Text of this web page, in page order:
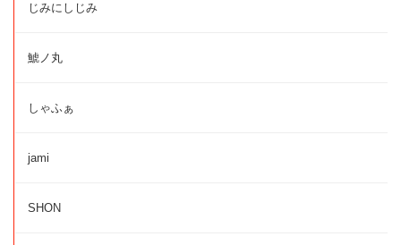
じみにしじみ
鯱ノ丸
しゃふぁ
jami
SHON